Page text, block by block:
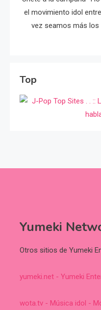
el movimiento idol
vez seamos más los
Top
Yumeki
Otros sitios de Yumeki
yumeki.net - Yumeki
wota.tv - Música idol -